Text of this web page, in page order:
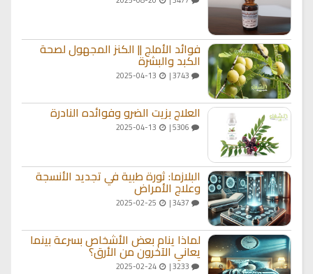
فوائد الأملج || الكنز المجهول لصحة
الكبد والبشرة
العلاج بزيت الضرو وفوائده النادرة
البلازما: ثورة طبية في تجديد الأنسجة
وعلاج الأمراض
لماذا ينام بعض الأشخاص بسرعة بينما
يعاني الآخرون من الأرق؟
2025-02-24